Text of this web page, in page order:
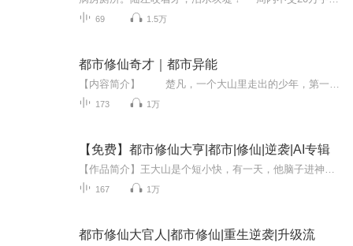
69 1.5万
都市修仙奇才｜都市异能
173 1万
【免费】都市修仙大亨|都市|修仙|逆袭|AI专辑
167 1万
都市修仙大官人|都市修仙|重生逆袭|升级流